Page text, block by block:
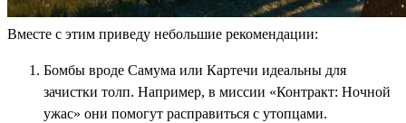
Вместе с этим приведу небольшие рекомендации:
Бомбы вроде Самума или Картечи идеальны для
зачистки толп. Например, в миссии «Контракт: Ночной
ужас» они помогут расправиться с утопцами.